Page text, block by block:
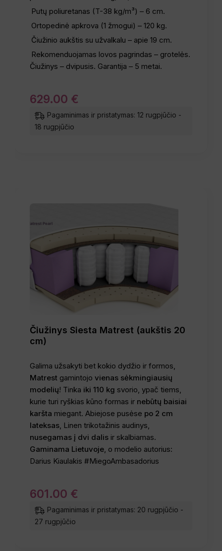
Putų poliuretanas (T-38 kg/m³) – 6 cm.
Ortopedinė apkrova (1 žmogui) – 120 kg.
Čiužinio aukštis su užvalkalu – apie 19 cm.
Rekomenduojamas lovos pagrindas – grotelės.
Čiužinys – dvipusis. Garantija – 5 metai.
629.00 €
Pagaminimas ir pristatymas: 12 rugpjūčio -
18 rugpjūčio
Čiužinys Siesta Matrest (aukštis 20
cm)
Galima užsakyti bet kokio dydžio ir formos,
Matrest gamintojo vienas sėkmingiausių
modelių! Tinka iki 110 kg svorio, ypač tiems,
kurie turi ryškias kūno formas ir nebūtų baisiai
karšta miegant. Abiejose pusėse po 2 cm
lateksas, Linen trikotažinis audinys,
nusegamas į dvi dalis ir skalbiamas.
Gaminama Lietuvoje, o modelio autorius:
Darius Kiaulakis #MiegoAmbasadorius
601.00 €
Pagaminimas ir pristatymas: 20 rugpjūčio -
27 rugpjūčio